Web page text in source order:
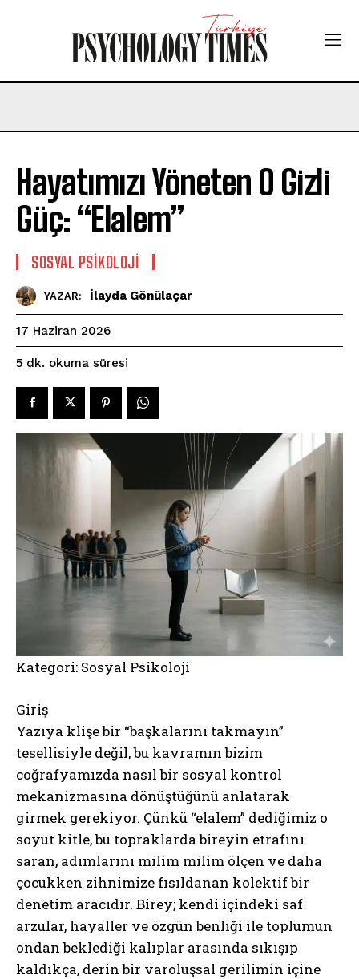
Hayatımızı Yöneten O Gizli
Güç: “Elalem”
SOSYAL PSIKOLOJI
YAZAR: İlayda Gönülaçar
17 Haziran 2026
5 dk. okuma süresi
Kategori: Sosyal Psikoloji
Giriş
Yazıya klişe bir “başkalarını takmayın”
tesellisiyle değil, bu kavramın bizim
coğrafyamızda nasıl bir sosyal kontrol
mekanizmasına dönüştüğünü anlatarak
girmek gerekiyor. Çünkü “elalem” dediğimiz o
soyut kitle, bu topraklarda bireyin etrafını
saran, adımlarını milim milim ölçen ve daha
çocukken zihnimize fısıldanan kolektif bir
denetim aracıdır. Birey; kendi içindeki saf
arzular, hayaller ve özgün benliği ile toplumun
ondan beklediği kalıplar arasında sıkışıp
kaldıkça, derin bir varoluşsal gerilimin içine